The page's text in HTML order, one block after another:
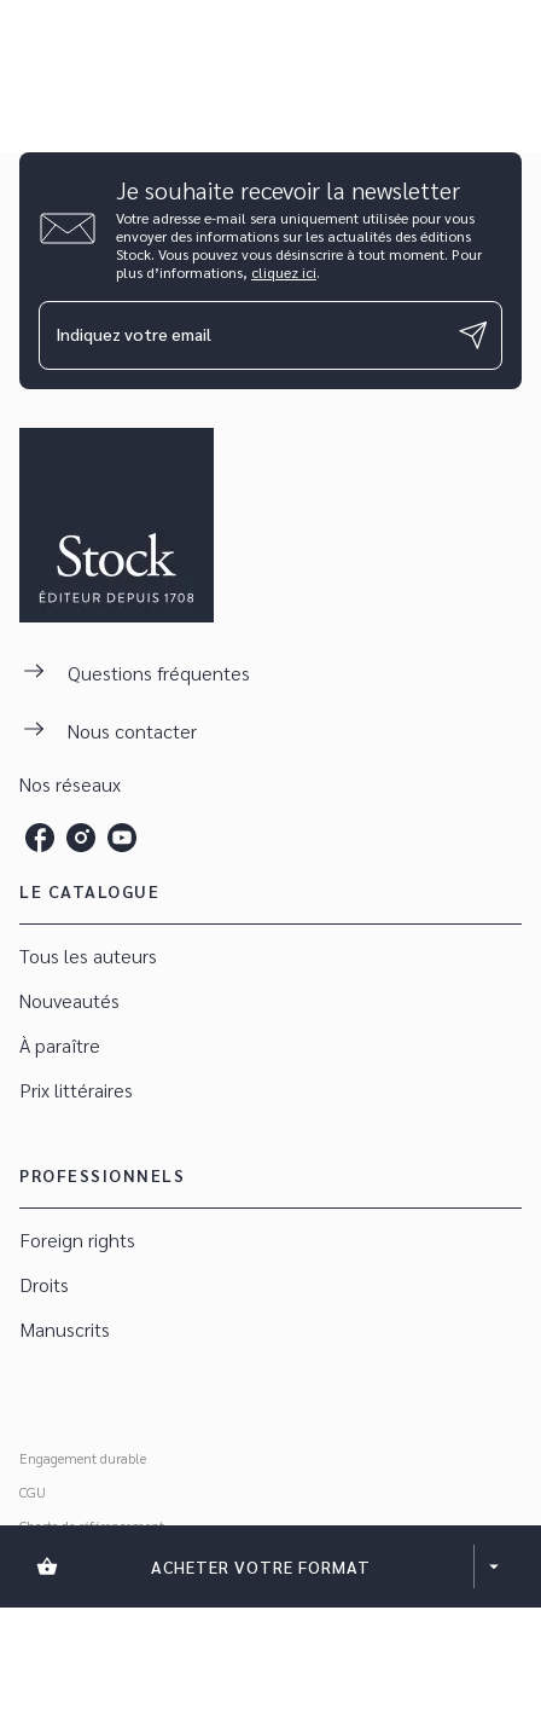
shopping_basket ACHETER VOTRE FORMAT arrow_drop_down
Je souhaite recevoir la newsletter
Votre adresse e-mail sera uniquement utilisée pour vous
envoyer des informations sur les actualités des éditions
Stock. Vous pouvez vous désinscrire à tout moment. Pour
plus d’informations, cliquez ici.
Indiquez votre email
Questions fréquentes
Nous contacter
Nos réseaux
LE CATALOGUE
Tous les auteurs
Nouveautés
À paraître
Prix littéraires
PROFESSIONNELS
Foreign rights
Droits
Manuscrits
Engagement durable
CGU
Charte de référencement
Données personnelles